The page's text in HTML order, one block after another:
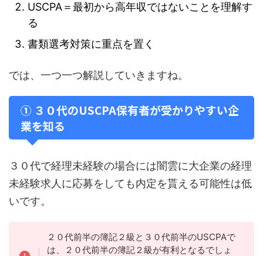
USCPA＝最初から高年収ではないことを理解す
る
書類選考対策に重点を置く
では、一つ一つ解説していきますね。
① ３０代のUSCPA保有者が受かりやすい企
業を知る
３０代で経理未経験の場合には闇雲に大企業の経理
未経験求人に応募をしても内定を貰える可能性は低
いです。
２０代前半の簿記２級と３０代前半のUSCPAで
は、２０代前半の簿記２級が有利となるでしょ